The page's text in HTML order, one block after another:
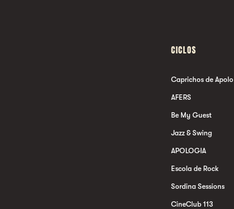
CICLOS
Caprichos de Apolo
AFERS
Be My Guest
Jazz & Swing
APOLOGIA
Escola de Rock
Sordina Sessions
CineClub 113